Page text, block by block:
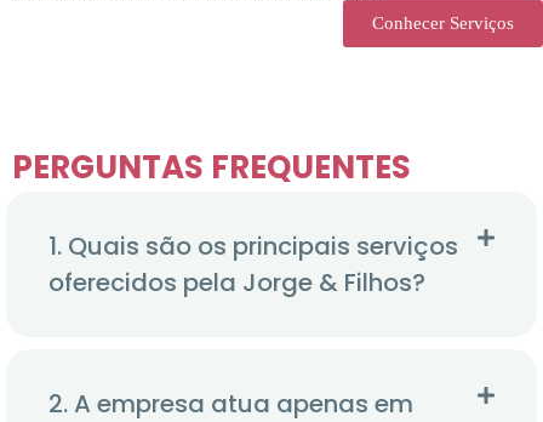
Conhecer Serviços
PERGUNTAS FREQUENTES
1. Quais são os principais serviços
oferecidos pela Jorge & Filhos?
2. A empresa atua apenas em